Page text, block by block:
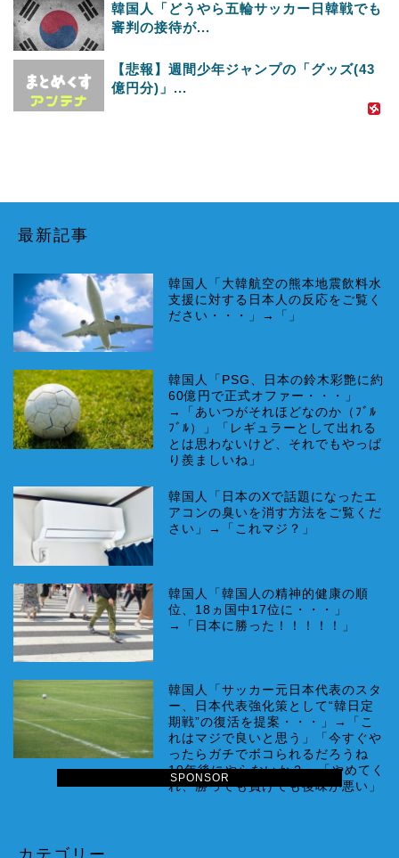
SPONSOR
韓国人「どうやら五輪サッカー日韓戦でも
審判の接待が...
【悲報】週間少年ジャンプの「グッズ(43
億円分)」...
最新記事
韓国人「大韓航空の熊本地震飲料水
支援に対する日本人の反応をご覧く
ださい・・・」→「」
韓国人「PSG、日本の鈴木彩艶に約
60億円で正式オファー・・・」
→「あいつがそれほどなのか（ﾌﾞﾙ
ﾌﾞﾙ）」「レギュラーとして出れる
とは思わないけど、それでもやっぱ
り羨ましいね」
韓国人「日本のXで話題になったエ
アコンの臭いを消す方法をご覧くだ
さい」→「これマジ？」
韓国人「韓国人の精神的健康の順
位、18ヵ国中17位に・・・」
→「日本に勝った！！！！！」
韓国人「サッカー元日本代表のスタ
ー、日本代表強化策として“韓日定
期戦”の復活を提案・・・」→「こ
れはマジで良いと思う」「今すぐや
ったらガチでボコられるだろうね
10年後にやらないか？」「やめてく
れ、勝っても負けても後味が悪い」
カテゴリー